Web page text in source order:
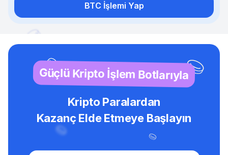
BTC İşlemi Yap
Güçlü Kripto İşlem Botlarıyla
Kripto Paralardan
Kazanç Elde Etmeye Başlayın